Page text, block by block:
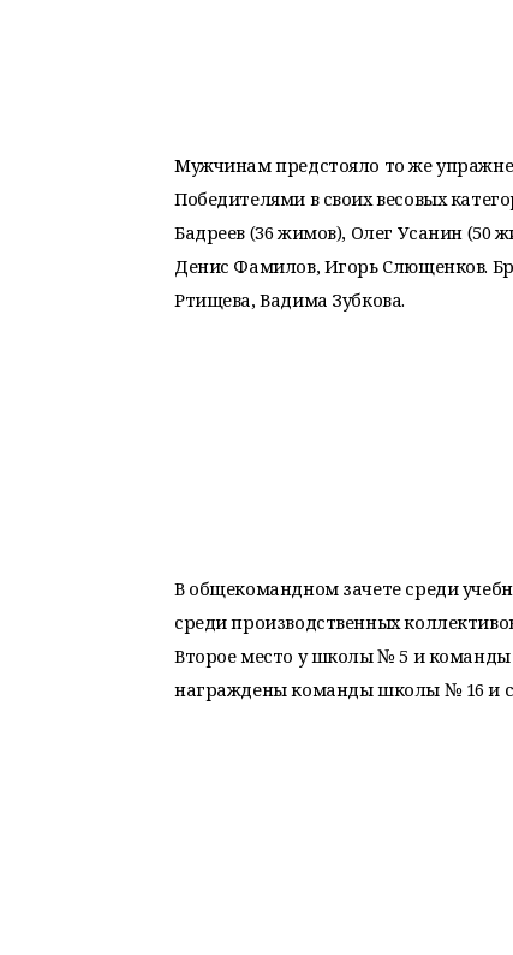
Мужчинам предстояло то же
Победителями в своих весовых
Бадреев (36 жимов), Олег Усанин (50
Денис Фамилов, Игорь Слющенков.
Ртищева, Вадима Зубкова.
В общекомандном зачете среди
среди производственных
Второе место у школы № 5 и
награждены команды школы № 16 и